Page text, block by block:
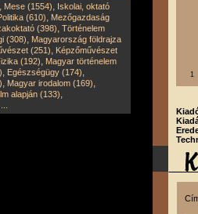
, Mese (1554), Iskolai, oktató
(610), Mezőgazdaság
(398), Történelem
(308), Magyarország földrajza
(251), Képzőművészet
(192), Magyar történelem
, Egészségügy (174),
, Magyar irodalom (169),
alapján (133),
1